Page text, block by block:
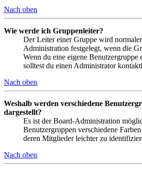
Nach oben
Wie werde ich Gruppenleiter?
Der Leiter einer Gruppe wird
Administration festgelegt, wenn die
Wenn du eine eigene Benutzergruppe
solltest du einen Administrator
Nach oben
Weshalb werden verschiedene
dargestellt?
Es ist der Board-Administration
Benutzergruppen verschiedene
deren Mitglieder leichter zu
Nach oben